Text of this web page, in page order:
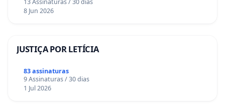
13 Assinaturas / 30 dias
8 Jun 2026
JUSTIÇA POR LETÍCIA
83 assinaturas
9 Assinaturas / 30 dias
1 Jul 2026